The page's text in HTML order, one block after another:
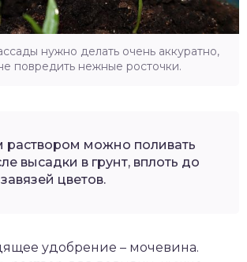
нужно делать очень аккуратно,
повредить нежные росточки.
раствором можно поливать
высадки в грунт, вплоть до
цветов.
удобрение – мочевина.